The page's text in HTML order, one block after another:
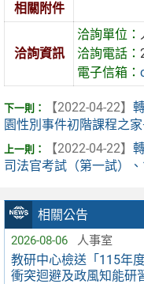
相關公告
2026-08-06 人事室
教研中心檢送「115年
衝突迴避及政風知能研
相關附件
洽詢資訊
洽詢單位：
洽詢電話：
電子信箱：
【2022-04-22】
園性別事件初階課程之
【2022-04-22】
司法官考試（第一試）